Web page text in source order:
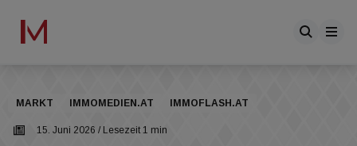
MARKT IMMOMEDIEN.AT IMMOFLASH.AT
15. Juni 2026 / Lesezeit 1 min